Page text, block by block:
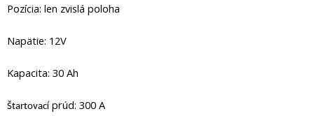
Pozícia: len zvislá poloha
Napätie: 12V
Kapacita: 30 Ah
Štartovací prúd: 300 A